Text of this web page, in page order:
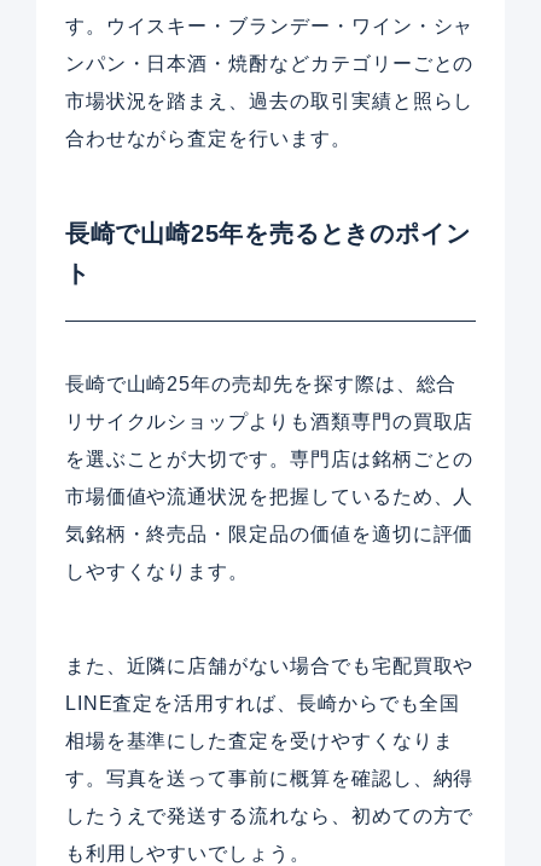
す。ウイスキー・ブランデー・ワイン・シャ
ンパン・日本酒・焼酎などカテゴリーごとの
市場状況を踏まえ、過去の取引実績と照らし
合わせながら査定を行います。
長崎で山崎25年を売るときのポイン
ト
長崎で山崎25年の売却先を探す際は、総合
リサイクルショップよりも酒類専門の買取店
を選ぶことが大切です。専門店は銘柄ごとの
市場価値や流通状況を把握しているため、人
気銘柄・終売品・限定品の価値を適切に評価
しやすくなります。
また、近隣に店舗がない場合でも宅配買取や
LINE査定を活用すれば、長崎からでも全国
相場を基準にした査定を受けやすくなりま
す。写真を送って事前に概算を確認し、納得
したうえで発送する流れなら、初めての方で
も利用しやすいでしょう。